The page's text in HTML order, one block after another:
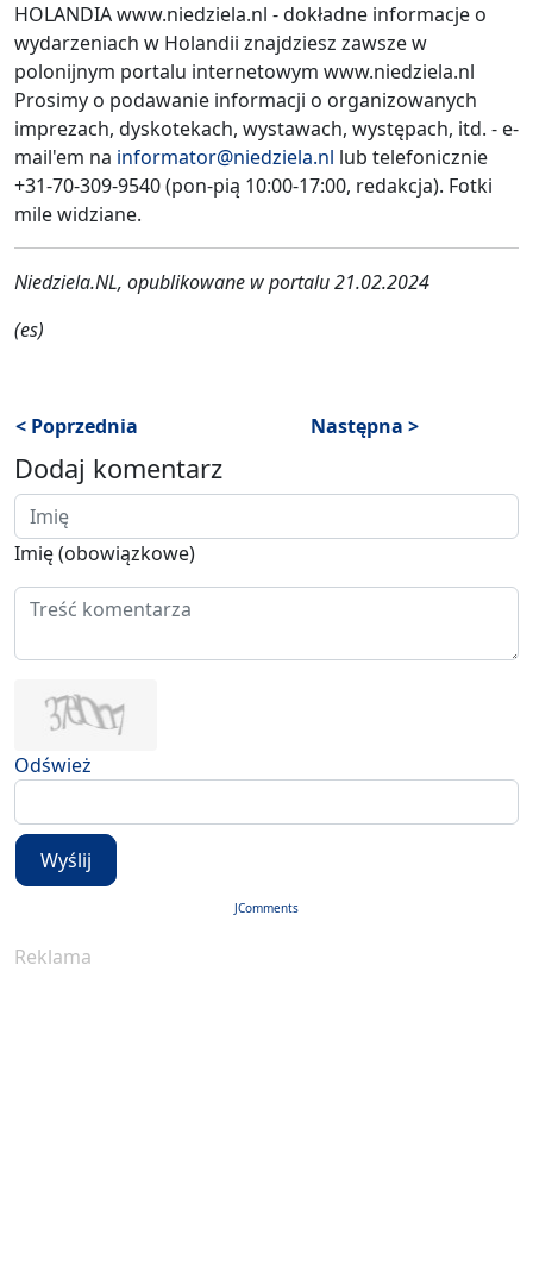
HOLANDIA www.niedziela.nl - dokładne informacje o
wydarzeniach w Holandii znajdziesz zawsze w
polonijnym portalu internetowym www.niedziela.nl
Prosimy o podawanie informacji o organizowanych
imprezach, dyskotekach, wystawach, występach, itd. - e-
mail'em na informator@niedziela.nl lub telefonicznie
+31-70-309-9540 (pon-pią 10:00-17:00, redakcja). Fotki
mile widziane.
Niedziela.NL, opublikowane w portalu 21.02.2024
(es)
< Poprzednia Następna >
Dodaj komentarz
Imię (obowiązkowe)
Odśwież
Wyślij
JComments
Reklama